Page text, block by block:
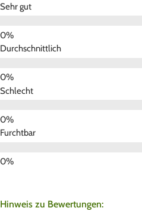
Sehr gut
Durchschnittlich
Schlecht
Furchtbar
Hinweis zu Bewertungen: